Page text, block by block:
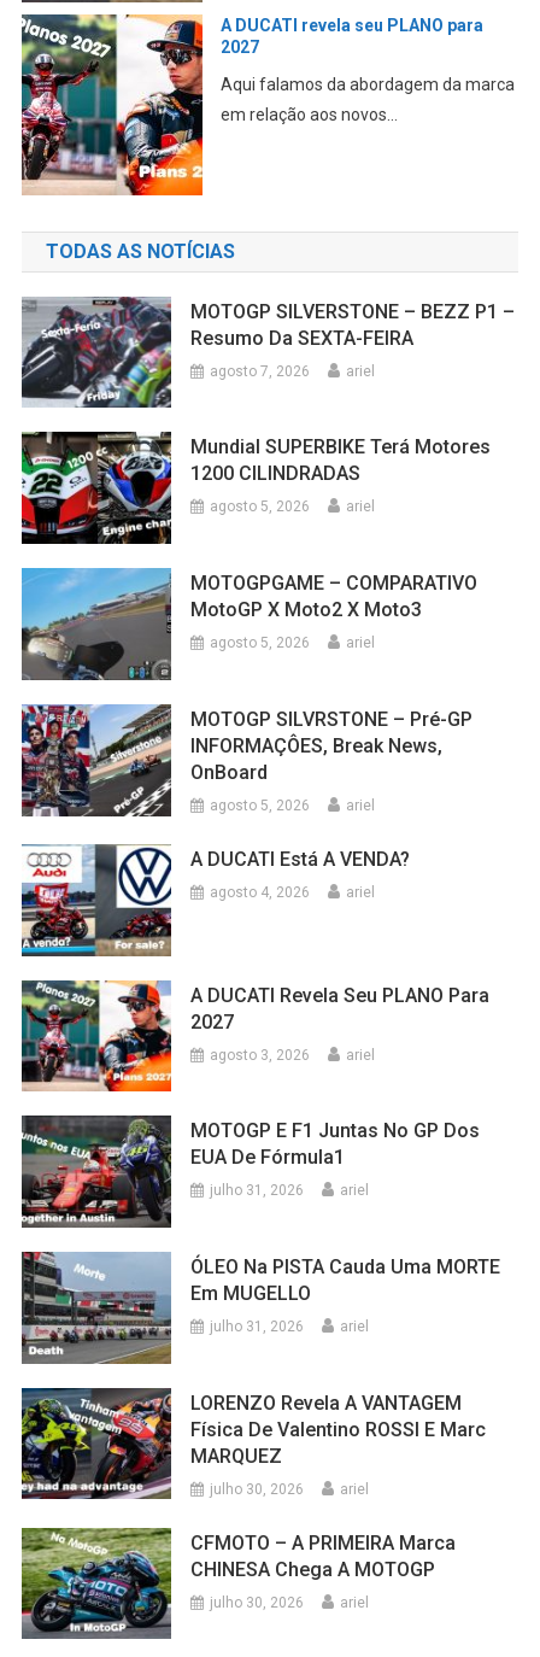
LORENZO revela a VANTAGEM física
MARQUEZ
E ele nunca conseguiu replicar na
TODAS AS NOTÍCIAS
MOTOGP SILVERSTONE – BEZZ P1 –
Resumo Da SEXTA-FEIRA
agosto 7, 2026 ariel
Mundial SUPERBIKE Terá Motores
1200 CILINDRADAS
agosto 5, 2026 ariel
MOTOGPGAME – COMPARATIVO
MotoGP X Moto2 X Moto3
agosto 5, 2026 ariel
MOTOGP SILVRSTONE – Pré-GP
INFORMAÇÔES, Break News,
OnBoard
agosto 5, 2026 ariel
A DUCATI Está A VENDA?
agosto 4, 2026 ariel
A DUCATI Revela Seu PLANO Para
2027
agosto 3, 2026 ariel
MOTOGP E F1 Juntas No GP Dos
EUA De Fórmula1
julho 31, 2026 ariel
ÓLEO Na PISTA Cauda Uma MORTE
Em MUGELLO
julho 31, 2026 ariel
LORENZO Revela A VANTAGEM
Física De Valentino ROSSI E Marc
MARQUEZ
julho 30, 2026 ariel
CFMOTO – A PRIMEIRA Marca
CHINESA Chega A MOTOGP
julho 30, 2026 ariel